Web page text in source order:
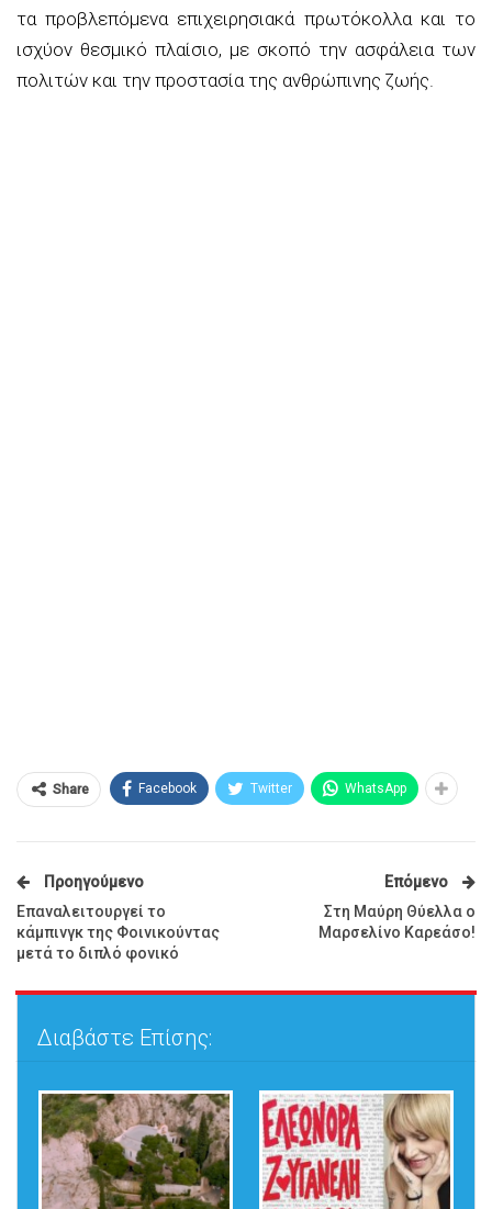
τα προβλεπόμενα επιχειρησιακά πρωτόκολλα και το
ισχύον θεσμικό πλαίσιο, με σκοπό την ασφάλεια των
πολιτών και την προστασία της ανθρώπινης ζωής.
Share Facebook Twitter WhatsApp
Προηγούμενο
Επαναλειτουργεί το
κάμπινγκ της Φοινικούντας
μετά το διπλό φονικό
Επόμενο
Στη Μαύρη Θύελλα ο
Μαρσελίνο Καρεάσο!
Διαβάστε Επίσης: